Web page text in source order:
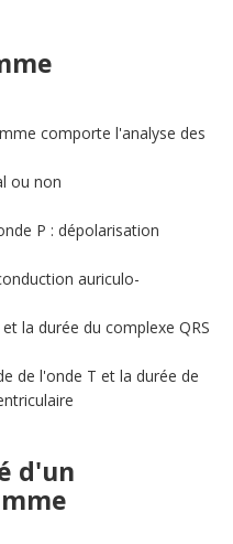
comporte l'analyse des
ou non
P : dépolarisation
auriculo-
la durée du complexe QRS
de l'onde T et la durée de
d'un